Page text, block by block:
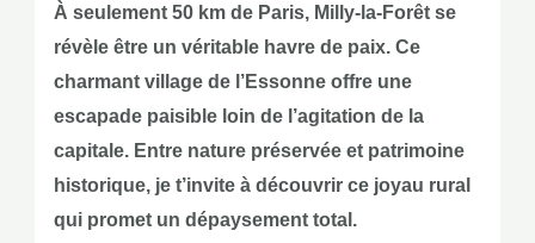
À seulement 50 km de Paris, Milly-la-Forêt se
révèle être un véritable havre de paix. Ce
charmant village de l’Essonne offre une
escapade paisible loin de l’agitation de la
capitale. Entre nature préservée et patrimoine
historique, je t’invite à découvrir ce joyau rural
qui promet un dépaysement total.